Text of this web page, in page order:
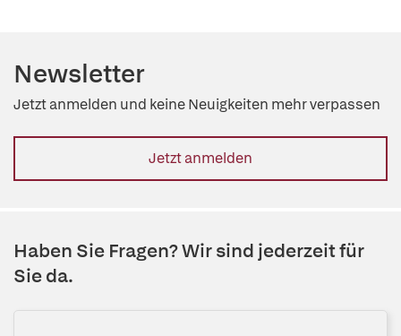
Newsletter
Jetzt anmelden und keine Neuigkeiten mehr verpassen
Jetzt anmelden
Haben Sie Fragen? Wir sind jederzeit für
Sie da.